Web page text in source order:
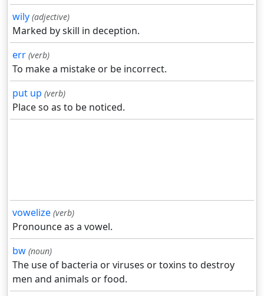
wily (adjective)
Marked by skill in deception.
err (verb)
To make a mistake or be incorrect.
put up (verb)
Place so as to be noticed.
vowelize (verb)
Pronounce as a vowel.
bw (noun)
The use of bacteria or viruses or toxins to destroy
men and animals or food.